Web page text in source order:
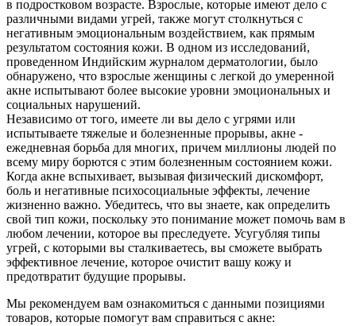
в подростковом возрасте. Взрослые, которые имеют дело с
различными видами угрей, также могут столкнуться с
негативным эмоциональным воздействием, как прямым
результатом состояния кожи. В одном из исследований,
проведенном Индийским журналом дерматологии, было
обнаружено, что взрослые женщины с легкой до умеренной
акне испытывают более высокие уровни эмоциональных и
социальных нарушений.
Независимо от того, имеете ли вы дело с угрями или
испытываете тяжелые и болезненные прорывы, акне -
ежедневная борьба для многих, причем миллионы людей по
всему миру борются с этим болезненным состоянием кожи.
Когда акне вспыхивает, вызывая физический дискомфорт,
боль и негативные психосоциальные эффекты, лечение
жизненно важно. Убедитесь, что вы знаете, как определить
свой тип кожи, поскольку это понимание может помочь вам в
любом лечении, которое вы преследуете. Усугубляя типы
угрей, с которыми вы сталкиваетесь, вы сможете выбрать
эффективное лечение, которое очистит вашу кожу и
предотвратит будущие прорывы.
Мы рекомендуем вам ознакомиться с данными позициями
товаров, которые помогут вам справиться с акне: